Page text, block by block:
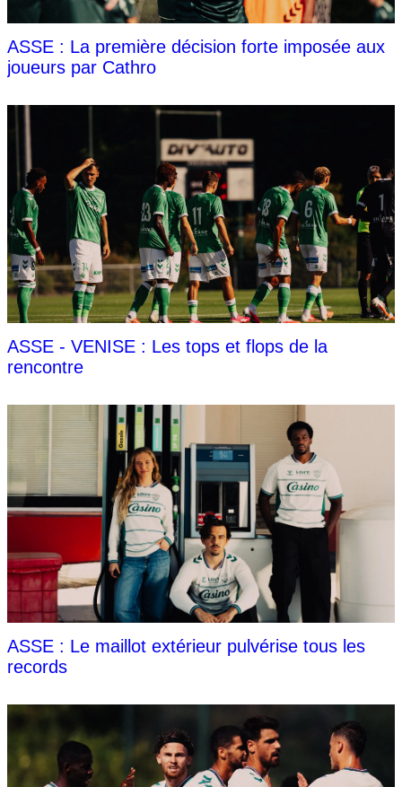
ASSE : La première décision forte imposée aux
joueurs par Cathro
ASSE - VENISE : Les tops et flops de la
rencontre
ASSE : Le maillot extérieur pulvérise tous les
records